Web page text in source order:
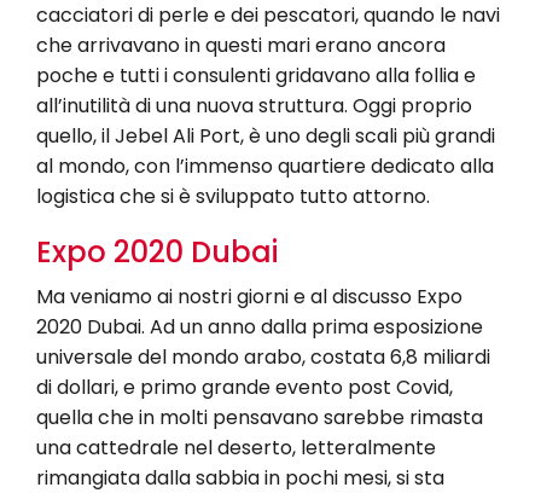
cacciatori di perle e dei pescatori, quando le navi
che arrivavano in questi mari erano ancora
poche e tutti i consulenti gridavano alla follia e
all’inutilità di una nuova struttura. Oggi proprio
quello, il Jebel Ali Port, è uno degli scali più grandi
al mondo, con l’immenso quartiere dedicato alla
logistica che si è sviluppato tutto attorno.
Expo 2020 Dubai
Ma veniamo ai nostri giorni e al discusso Expo
2020 Dubai. Ad un anno dalla prima esposizione
universale del mondo arabo, costata 6,8 miliardi
di dollari, e primo grande evento post Covid,
quella che in molti pensavano sarebbe rimasta
una cattedrale nel deserto, letteralmente
rimangiata dalla sabbia in pochi mesi, si sta